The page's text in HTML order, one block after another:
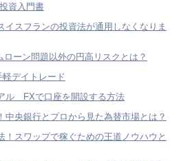
資入門書
イスフランの投資法が通用しなくなりま
ローン問題以外の円高リスクとは？
軽デイトレード
ル FXで口座を開設する方法
中央銀行とプロから見た為替市場とは？
！スワップで稼ぐための王道ノウハウと